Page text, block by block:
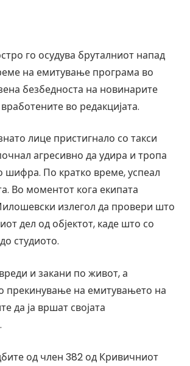
го осудува бруталниот напад
на емитување програма во
безбедноста на новинарите
во редакцијата.
лице пристигнало со такси
агресивно да удира и тропа
шифра. По кратко време, успеал
Во моментот кога екипата
излегол да провери што
дел од објектот, каде што со
студиото.
и закани по живот, а
прекинување на емитувањето на
да ја вршат својата
од член 382 од Кривичниот